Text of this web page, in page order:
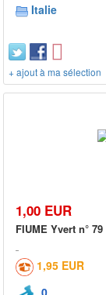
Italie
+ ajout à ma sélection
1,00 EUR
FIUME Yvert n°
1,95 EUR
0